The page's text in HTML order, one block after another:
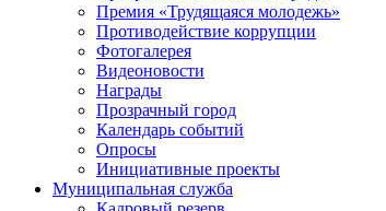
Премия «Трудящаяся молодежь»
Противодействие коррупции
Фотогалерея
Видеоновости
Награды
Прозрачный город
Календарь событий
Опросы
Инициативные проекты
Муниципальная служба